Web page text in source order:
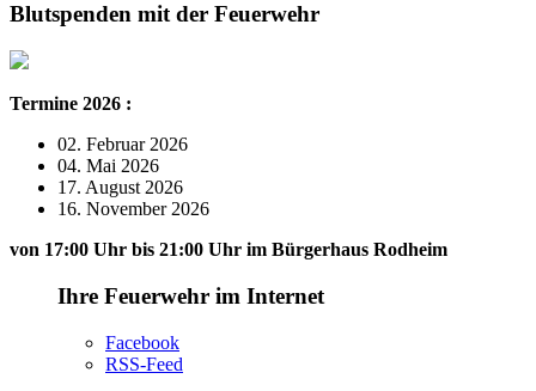
Blutspenden mit der Feuerwehr
Termine 2026 :
02. Februar 2026
04. Mai 2026
17. August 2026
16. November 2026
von 17:00 Uhr bis 21:00 Uhr im Bürgerhaus Rodheim
Ihre Feuerwehr im Internet
Facebook
RSS-Feed